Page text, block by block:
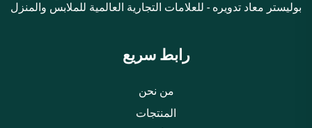
بوليستر معاد تدويره - للعلامات التجارية العالمية للملابس والمنزل
رابط سريع
من نحن
المنتجات